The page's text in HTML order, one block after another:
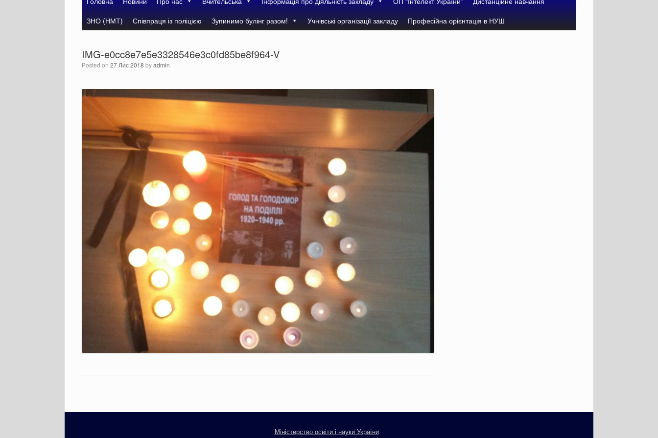
ЗНО (НМТ)
Співпраця із поліцією Зупинимо булінг разом! Учнівські організації закладу Професійна орієнтація в НУШ
IMG-e0cc8e7e5e3328546e3c0fd85be8f964-V
Posted on 27 Лис 2018 byadmin
Міністерство освіти і науки України